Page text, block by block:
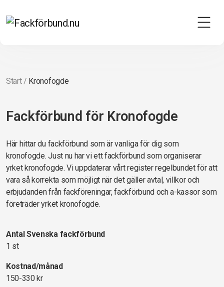
Start/ Kronofogde
Fackförbund för Kronofogde
Här hittar du fackförbund som är vanliga för dig som
kronofogde. Just nu har vi ett fackförbund som organiserar
yrket kronofogde. Vi uppdaterar vårt register regelbundet för att
vara så korrekta som möjligt när det gäller avtal, villkor och
erbjudanden från fackföreningar, fackförbund och a-kassor som
företräder yrket kronofogde.
Antal Svenska fackförbund
1 st
Kostnad/månad
150-330 kr